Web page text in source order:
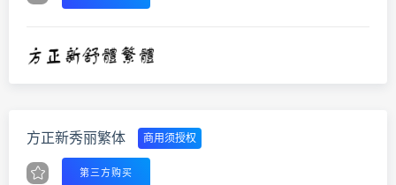
方正新秀丽繁体 商用须授权
第三方购买